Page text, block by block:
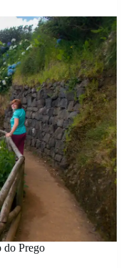
do Prego